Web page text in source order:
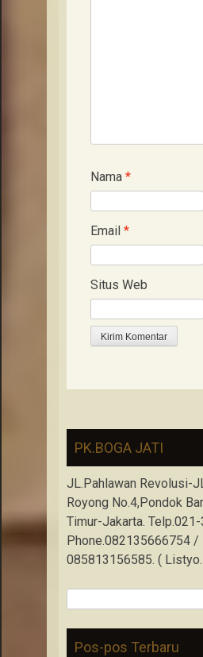
Nama *
Email *
Situs Web
PK.BOGA JATI
JL.Pahlawan Revolusi-
Royong No.4,Pondok
Timur-Jakarta.
Phone.082135666754 /
085813156585. (
Pos-pos Terbaru